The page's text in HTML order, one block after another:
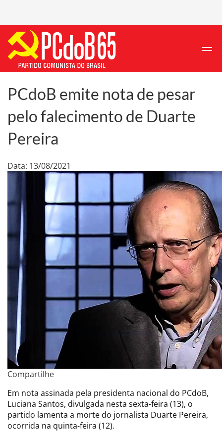
PCdoB emite nota de pesar
pelo falecimento de Duarte
Pereira
Data: 13/08/2021
Compartilhe
Em nota assinada pela presidenta nacional do PCdoB,
Luciana Santos, divulgada nesta sexta-feira (13), o
partido lamenta a morte do jornalista Duarte Pereira,
ocorrida na quinta-feira (12).